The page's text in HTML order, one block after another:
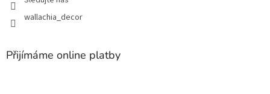
wallachia_decor
Přijímáme online platby